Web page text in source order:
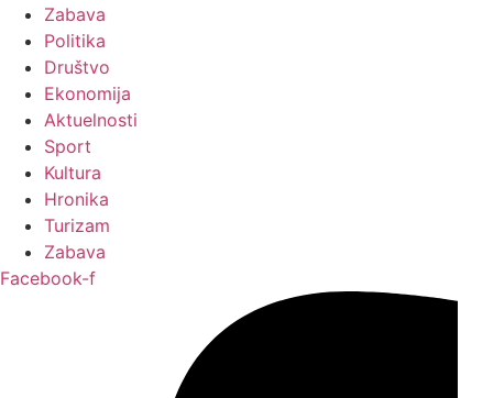
Zabava
Politika
Društvo
Ekonomija
Aktuelnosti
Sport
Kultura
Hronika
Turizam
Zabava
Facebook-f